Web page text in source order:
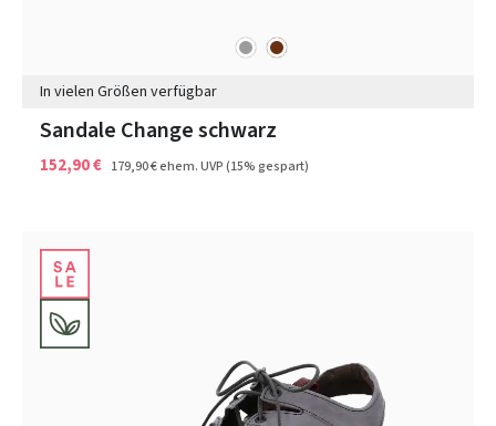
grau braun
In vielen Größen verfügbar
Sandale Change schwarz
152,90 € 179,90 €ehem. UVP(15% gespart)